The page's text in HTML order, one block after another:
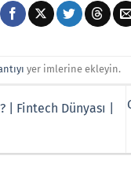
yer imlerine ekleyin.
Fintech Dünyası |